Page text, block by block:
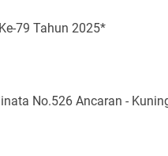
79 Tahun 2025*
No.526 Ancaran -